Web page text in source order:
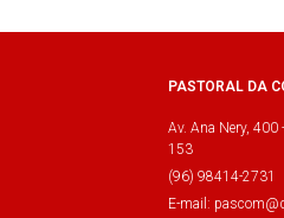
PASTORAL DA
Av. Ana Nery, 400
153
(96) 98414-2731
E-mail: